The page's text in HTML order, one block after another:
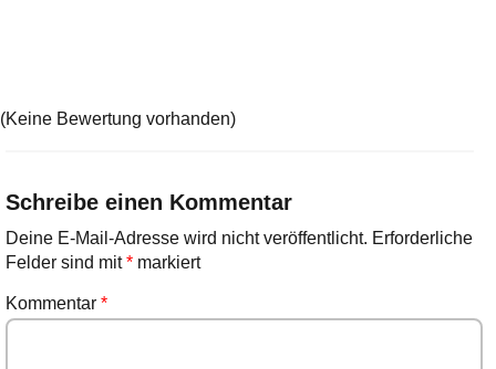
(Keine Bewertung vorhanden)
Schreibe einen Kommentar
Deine E-Mail-Adresse wird nicht veröffentlicht. Erforderliche
Felder sind mit*markiert
Kommentar *